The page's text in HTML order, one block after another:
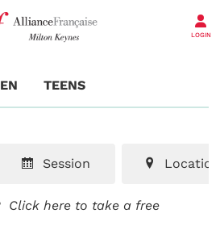
LOGIN
TEENS
Session Location
Click here to take a free